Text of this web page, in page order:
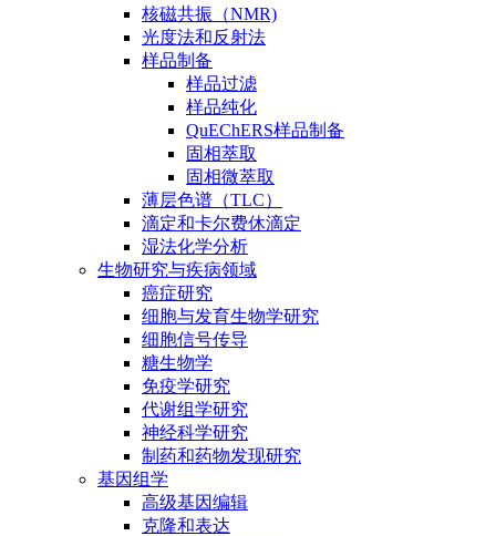
核磁共振（NMR)
光度法和反射法
样品制备
样品过滤
样品纯化
QuEChERS样品制备
固相萃取
固相微萃取
薄层色谱（TLC）
滴定和卡尔费休滴定
湿法化学分析
生物研究与疾病领域
癌症研究
细胞与发育生物学研究
细胞信号传导
糖生物学
免疫学研究
代谢组学研究
神经科学研究
制药和药物发现研究
基因组学
高级基因编辑
克隆和表达